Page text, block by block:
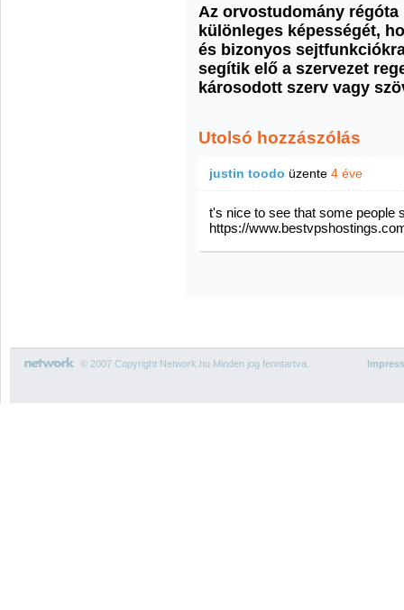
Az orvostudomány
különleges képességét,
és bizonyos
segítik elő a szervezet
károsodott szerv vagy
Utolsó hozzászólás
justin toodo üzente 4 éve
t's nice to see that some people
https://
© 2007 Copyright Network.hu Minden jog fenntartva.